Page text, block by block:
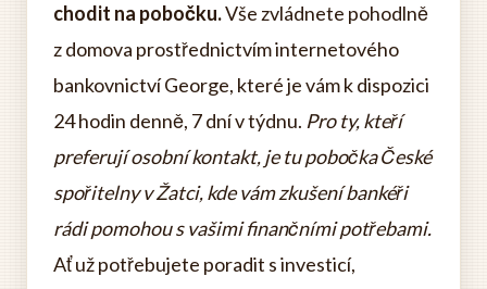
chodit na pobočku.Vše zvládnete pohodlně
z domova prostřednictvím internetového
bankovnictví George, které je vám k dispozici
24 hodin denně, 7 dní v týdnu. Pro ty, kteří
preferují osobní kontakt, je tu pobočka České
spořitelny v Žatci, kde vám zkušení bankéři
rádi pomohou s vašimi finančními potřebami.
Ať už potřebujete poradit s investicí,